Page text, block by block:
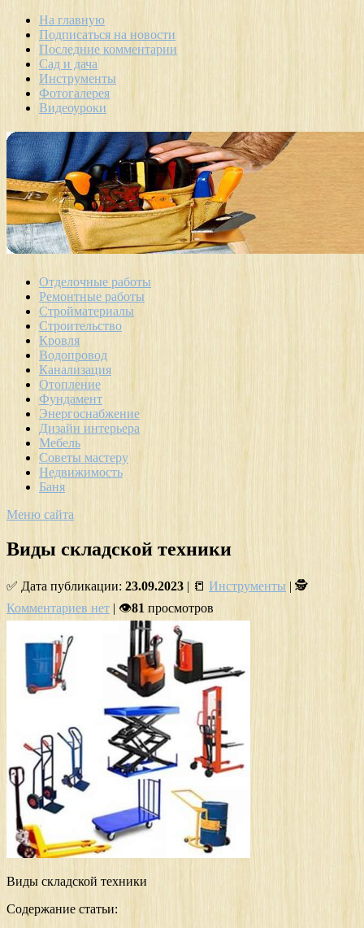
На главную
Подписаться на новости
Последние комментарии
Сад и дача
Инструменты
Фотогалерея
Видеоуроки
Отделочные работы
Ремонтные работы
Стройматериалы
Строительство
Кровля
Водопровод
Канализация
Отопление
Фундамент
Энергоснабжение
Дизайн интерьера
Мебель
Советы мастеру
Недвижимость
Баня
Меню сайта
Виды складской техники
✅ Дата публикации: 23.09.2023 | 📒 Инструменты | 🕵
Комментариев нет | 👁81 просмотров
Виды складской техники
Содержание статьи: